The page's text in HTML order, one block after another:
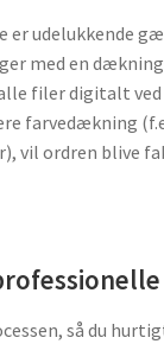
er udelukkende
med en
filer digitalt
farvedækning
vil ordren blive
så du